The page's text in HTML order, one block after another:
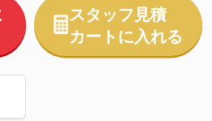
スタッフ見積
カートに入れる